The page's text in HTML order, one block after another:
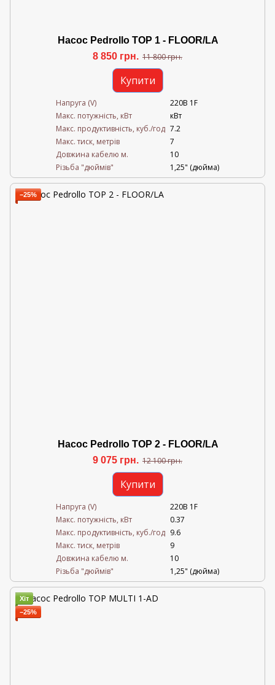
Насос Pedrollo TOP 1 - FLOOR/LA
8 850 грн. 11 800 грн.
Купити
Напруга (V)
220В 1F
Mакс. потужність, кВт
кВт
Mакс. продуктивність, куб./год 7.2
Maкс. тиск, метрів
7
Довжина кабелю м.
10
Різьба "дюймів"
1,25" (дюйма)
−25%
Насос Pedrollo TOP 2 - FLOOR/LA
9 075 грн. 12 100 грн.
Купити
Напруга (V)
220В 1F
Mакс. потужність, кВт
0.37
Mакс. продуктивність, куб./год 9.6
Maкс. тиск, метрів
9
Довжина кабелю м.
10
Різьба "дюймів"
1,25" (дюйма)
Хіт
−25%